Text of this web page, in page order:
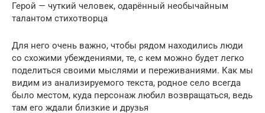
Герой — чуткий человек, одарённый необычайным
талантом стихотворца
Для него очень важно, чтобы рядом находились люди
со схожими убеждениями, те, с кем можно будет легко
поделиться своими мыслями и переживаниями. Как мы
видим из анализируемого текста, родное село всегда
было местом, куда персонаж любил возвращаться, ведь
там его ждали близкие и друзья